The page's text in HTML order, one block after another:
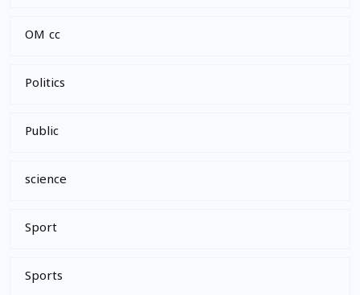
OM cc
Politics
Public
science
Sport
Sports